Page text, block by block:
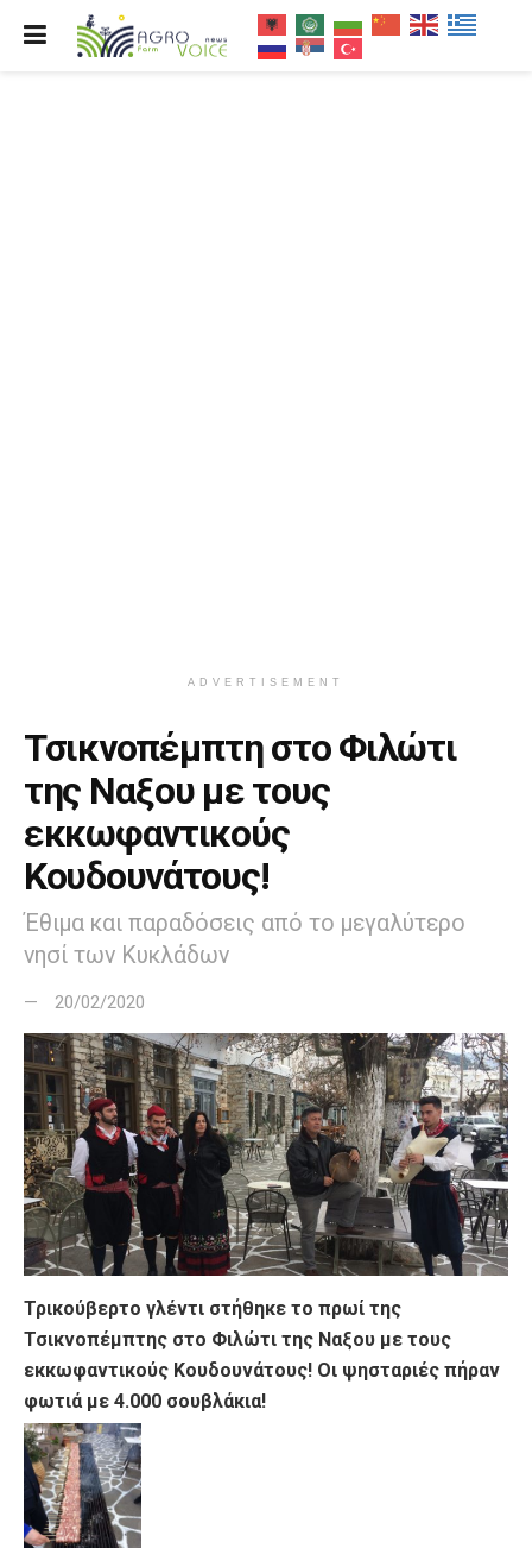
ADVERTISEMENT
Τσικνοπέμπτη στο Φιλώτι
της Ναξου με τους
εκκωφαντικούς
Κουδουνάτους!
Έθιμα και παραδόσεις από το μεγαλύτερο
νησί των Κυκλάδων
20/02/2020
Τρικούβερτο γλέντι στήθηκε το πρωί της
Τσικνοπέμπτης στο Φιλώτι της Ναξου με τους
εκκωφαντικούς Κουδουνάτους! Οι ψησταριές πήραν
φωτιά με 4.000 σουβλάκια!